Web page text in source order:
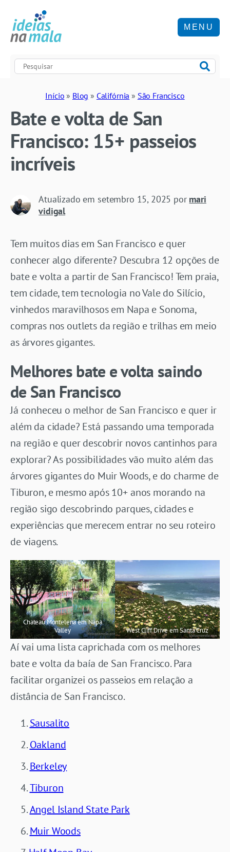
MENU
Início » Blog » Califórnia » São Francisco
Bate e volta de San
Francisco: 15+ passeios
incríveis
Atualizado em setembro 15, 2025 por mari
vidigal
Tem muitos dias em San Francisco e quer
conhecer algo diferente? Descubra 12 opções de
bate e volta a partir de San Francisco! Tem praia,
tem cidade, tem tecnologia no Vale do Silício,
vinhedos maravilhosos em Napa e Sonoma,
compras nos outlets da região e trilhas em meio
as árvores gigantes.
Melhores bate e volta saindo
de San Francisco
Já conheceu o melhor de San Francisco e quer ir
além da cidade? Está passando uma temporada
na região e quer descobrir novos cantinhos para
explorar? As possibilidades vão muito além das
árvores gigantes do Muir Woods, e do charme de
Tiburon, e mesmo após 10+ anos morando na
região sigo descobrindo parques, cidades e
experiências que merecem entrar no seu roteiro
de viagens.
Chateau Montelena em Napa
Valley
West Cliff Drive em Santa Cruz
Aí vai uma lista caprichada com os melhores
bate e volta da baía de San Francisco. Para
facilitar organizei os passeios em relação a
distância de San Francisco.
Sausalito
Oakland
Berkeley
Tiburon
Angel Island State Park
Muir Woods